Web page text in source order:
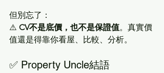
但別忘了：
⚠️ CV不是底價，也不是保證值。真實價
值還是得靠你看屋、比較、分析。
✅ Property Uncle結語